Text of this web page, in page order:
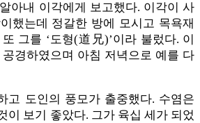
아내 이각에게 보고했다. 이각이 사
했는데 정갈한 방에 모시고 목욕재
그를 ‘도형(道兄)’이라 불렀다. 이
경하였으며 아침 저녁으로 예를 다
고 도인의 풍모가 출중했다. 수염은
이 보기 좋았다. 그가 육십 세가 되었